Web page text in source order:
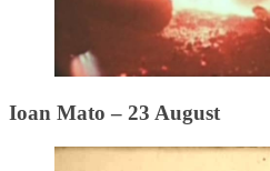
Ioan Mato – 23 August